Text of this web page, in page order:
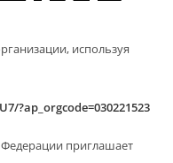
используя
?ap_orgcode=030221523
приглашает